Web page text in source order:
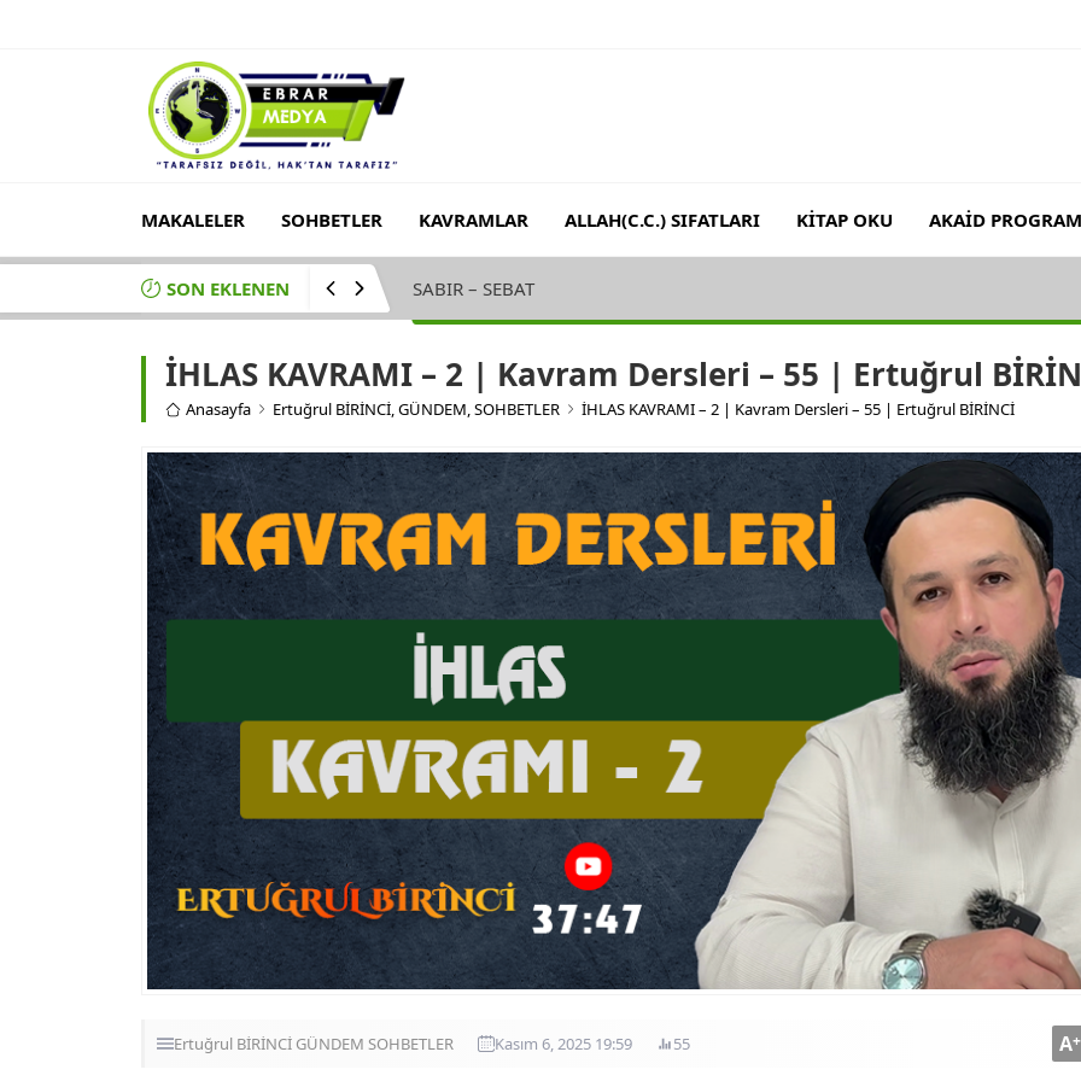
MAKALELER SOHBETLER KAVRAMLAR ALLAH(C.C.) SIFATLARI KİTAP OKU AKAİD
SON EKLENEN VEHBE ZUHAYLİ (RH.A)’İN BAKIŞ AÇISIYLA MERYEM SURESİ 64. VE 65. AYET-İ
İHLAS KAVRAMI – 2 | Kavram Dersleri – 55 | Ertuğrul
Anasayfa Ertuğrul BİRİNCİ,GÜNDEM,SOHBETLER İHLAS KAVRAMI – 2 | Kavram Dersleri – 55 | Ertuğrul BİRİNCİ
Ertuğrul BİRİNCİ GÜNDEM SOHBETLER Kasım 6, 2025 19:59 55 A+